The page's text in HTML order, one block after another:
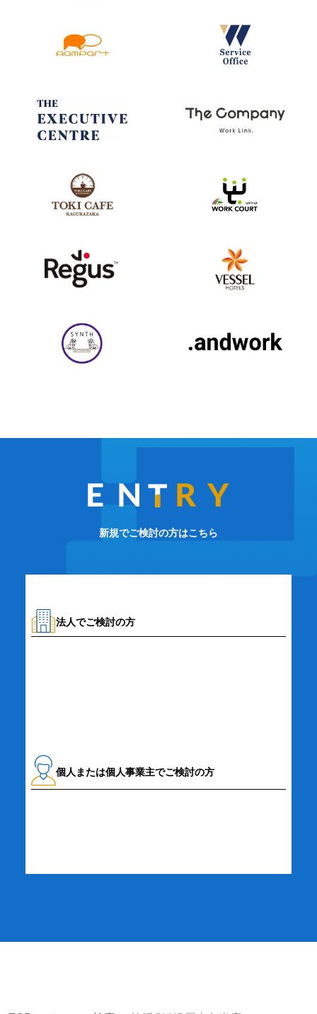
新規でご検討の方はこちら
法人でご検討の方
個人または個人事業主でご検討の方